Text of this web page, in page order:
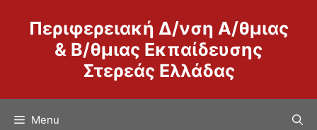
περιεχόμενο
Περιφερειακή Δ/νση Α/θμιας
& Β/θμιας Εκπαίδευσης
Στερεάς Ελλάδας
Menu